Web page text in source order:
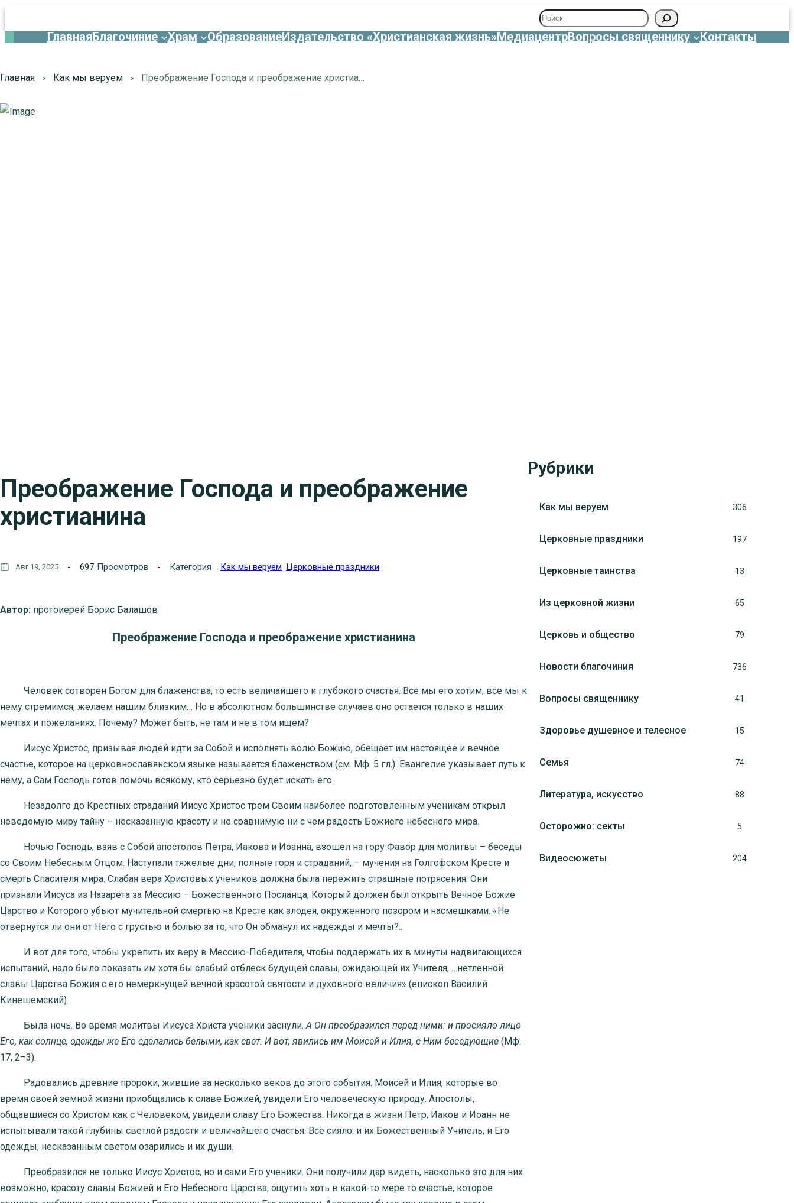
Поиск
ГлавнаяБлагочиние Храм ОбразованиеИздательство «Христианская жизнь»МедиацентрВопросы священнику Контакты
Главная Как мы веруем Преображение Господа и преображение христианина
Преображение Господа и преображение
христианина
Авг 19, 2025 697 Просмотров Категория Как мы веруем Церковные праздники
Автор: протоиерей Борис Балашов
Преображение Господа и преображение христианина
Человек сотворен Богом для блаженства, то есть величайшего и глубокого счастья. Все мы его хотим, все мы к
нему стремимся, желаем нашим близким… Но в абсолютном большинстве случаев оно остается только в наших
мечтах и пожеланиях. Почему? Может быть, не там и не в том ищем?
Иисус Христос, призывая людей идти за Собой и исполнять волю Божию, обещает им настоящее и вечное
счастье, которое на церковнославянском языке называется блаженством (см. Мф. 5 гл.). Евангелие указывает путь к
нему, а Сам Господь готов помочь всякому, кто серьезно будет искать его.
Незадолго до Крестных страданий Иисус Христос трем Своим наиболее подготовленным ученикам открыл
неведомую миру тайну – несказанную красоту и не сравнимую ни с чем радость Божиего небесного мира.
Ночью Господь, взяв с Собой апостолов Петра, Иакова и Иоанна, взошел на гору Фавор для молитвы – беседы
со Своим Небесным Отцом. Наступали тяжелые дни, полные горя и страданий, – мучения на Голгофском Кресте и
смерть Спасителя мира. Слабая вера Христовых учеников должна была пережить страшные потрясения. Они
признали Иисуса из Назарета за Мессию – Божественного Посланца, Который должен был открыть Вечное Божие
Царство и Которого убьют мучительной смертью на Кресте как злодея, окруженного позором и насмешками. «Не
отвернутся ли они от Него с грустью и болью за то, что Он обманул их надежды и мечты?..
И вот для того, чтобы укрепить их веру в Мессию-Победителя, чтобы поддержать их в минуты надвигающихся
испытаний, надо было показать им хотя бы слабый отблеск будущей славы, ожидающей их Учителя, …нетленной
славы Царства Божия с его немеркнущей вечной красотой святости и духовного величия» (епископ Василий
Кинешемский).
Была ночь. Во время молитвы Иисуса Христа ученики заснули.А Он преобразился перед ними: и просияло лицо
Его, как солнце, одежды же Его сделались белыми, как свет. И вот, явились им Моисей и Илия, с Ним беседующие (Мф.
17, 2–3).
Радовались древние пророки, жившие за несколько веков до этого события. Моисей и Илия, которые во
время своей земной жизни приобщались к славе Божией, увидели Его человеческую природу. Апостолы,
общавшиеся со Христом как с Человеком, увидели славу Его Божества. Никогда в жизни Петр, Иаков и Иоанн не
испытывали такой глубины светлой радости и величайшего счастья. Всё сияло: и их Божественный Учитель, и Его
одежды; несказанным светом озарились и их души.
Преобразился не только Иисус Христос, но и сами Его ученики. Они получили дар видеть, насколько это для них
возможно, красоту славы Божией и Его Небесного Царства, ощутить хоть в какой-то мере то счастье, которое
Рубрики
Как мы веруем 306
Церковные праздники 197
Церковные таинства 13
Из церковной жизни 65
Церковь и общество 79
Новости благочиния 736
Вопросы священнику 41
Здоровье душевное и телесное 15
Семья 74
Литература, искуcство 88
Осторожно: секты 5
Видеосюжеты 204